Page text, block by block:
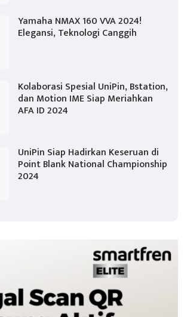
Yamaha NMAX 160 VVA 2024!
Elegansi, Teknologi Canggih
Kolaborasi Spesial UniPin, Bstation,
dan Motion IME Siap Meriahkan
AFA ID 2024
UniPin Siap Hadirkan Keseruan di
Point Blank National Championship
2024